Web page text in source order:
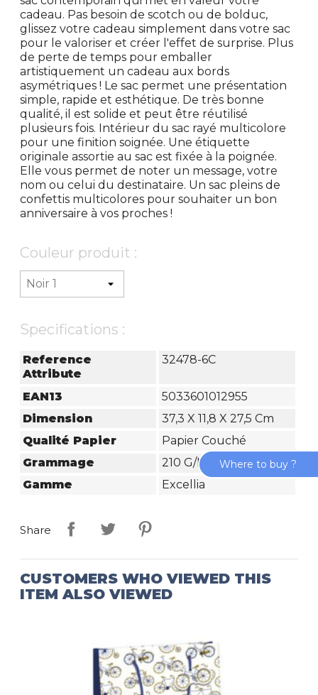
cadeau. Pas besoin de scotch ou de bolduc,
glissez votre cadeau simplement dans votre sac
pour le valoriser et créer l'effet de surprise. Plus
de perte de temps pour emballer
artistiquement un cadeau aux bords
asymétriques ! Le sac permet une présentation
simple, rapide et esthétique. De très bonne
qualité, il est solide et peut être réutilisé
plusieurs fois. Intérieur du sac rayé multicolore
pour une finition soignée. Une étiquette
originale assortie au sac est fixée à la poignée.
Elle vous permet de noter un message, votre
nom ou celui du destinataire. Un sac pleins de
confettis multicolores pour souhaiter un bon
anniversaire à vos proches !
Couleur produit :
Specifications :
Reference
Attribute
32478-6C
EAN13
5033601012955
Dimension
37,3 X 11,8 X 27,5 Cm
Qualité Papier
Papier Couché
Grammage
210 G/m²
Gamme
Excellia
Share
CUSTOMERS WHO VIEWED THIS
ITEM ALSO VIEWED
Where to buy ?